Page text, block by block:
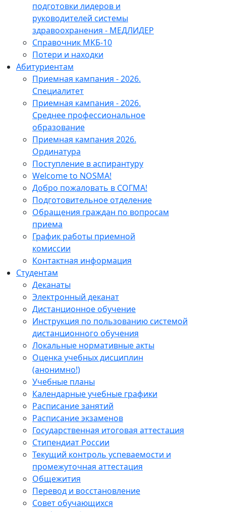
подготовки лидеров и
руководителей системы
здравоохранения - МЕДЛИДЕР
Справочник МКБ-10
Потери и находки
Абитуриентам
Приемная кампания - 2026.
Специалитет
Приемная кампания - 2026.
Среднее профессиональное
образование
Приемная кампания 2026.
Ординатура
Поступление в аспирантуру
Welcome to NOSMA!
Добро пожаловать в СОГМА!
Подготовительное отделение
Обращения граждан по вопросам
приема
График работы приемной
комиссии
Контактная информация
Студентам
Деканаты
Электронный деканат
Дистанционное обучение
Инструкция по пользованию системой
дистанционного обучения
Локальные нормативные акты
Оценка учебных дисциплин
(анонимно!)
Учебные планы
Календарные учебные графики
Расписание занятий
Расписание экзаменов
Государственная итоговая аттестация
Стипендиат России
Текущий контроль успеваемости и
промежуточная аттестация
Общежития
Перевод и восстановление
Совет обучающихся